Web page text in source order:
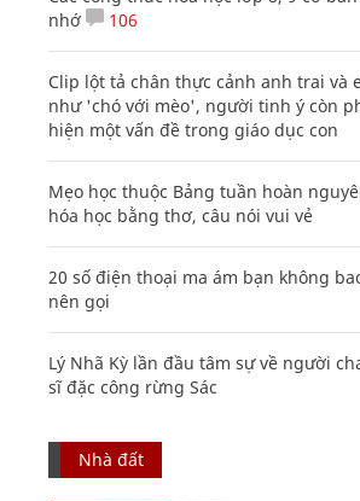
nhớ
106
Clip lột tả chân thực cảnh anh trai và
như 'chó với mèo', người tinh ý còn
hiện một vấn đề trong giáo dục con
Mẹo học thuộc Bảng tuần hoàn
hóa học bằng thơ, câu nói vui vẻ
20 số điện thoại ma ám bạn không
nên gọi
Lý Nhã Kỳ lần đầu tâm sự về người
sĩ đặc công rừng Sác
Nhà đất